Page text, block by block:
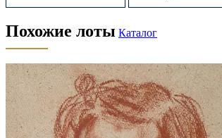
Похожие лоты Каталог